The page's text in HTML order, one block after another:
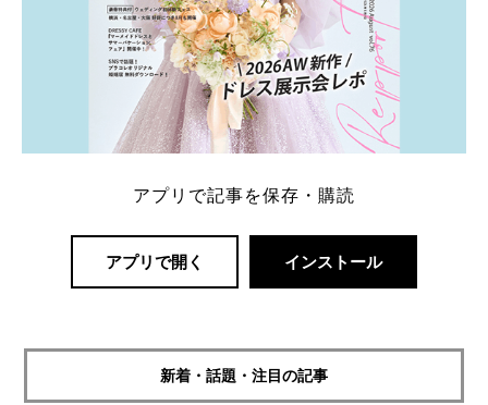
アプリで記事を保存・購読
アプリで開く インストール
新着・話題・注目の記事